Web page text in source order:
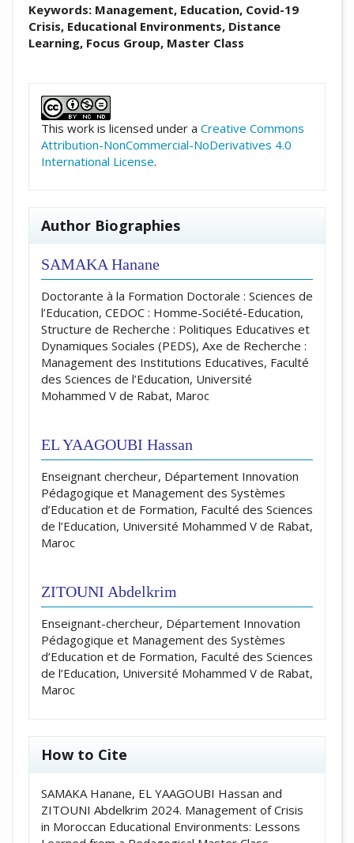
Keywords: Management, Education, Covid-19
Crisis, Educational Environments, Distance
Learning, Focus Group, Master Class
This work is licensed under a Creative Commons
Attribution-NonCommercial-NoDerivatives 4.0
International License.
Author Biographies
SAMAKA Hanane
Doctorante à la Formation Doctorale : Sciences de
l’Education, CEDOC : Homme-Société-Education,
Structure de Recherche : Politiques Educatives et
Dynamiques Sociales (PEDS), Axe de Recherche :
Management des Institutions Educatives, Faculté
des Sciences de l’Education, Université
Mohammed V de Rabat, Maroc
EL YAAGOUBI Hassan
Enseignant chercheur, Département Innovation
Pédagogique et Management des Systèmes
d’Education et de Formation, Faculté des Sciences
de l’Education, Université Mohammed V de Rabat,
Maroc
ZITOUNI Abdelkrim
Enseignant-chercheur, Département Innovation
Pédagogique et Management des Systèmes
d’Education et de Formation, Faculté des Sciences
de l’Education, Université Mohammed V de Rabat,
Maroc
How to Cite
SAMAKA Hanane, EL YAAGOUBI Hassan and
ZITOUNI Abdelkrim 2024. Management of Crisis
in Moroccan Educational Environments: Lessons